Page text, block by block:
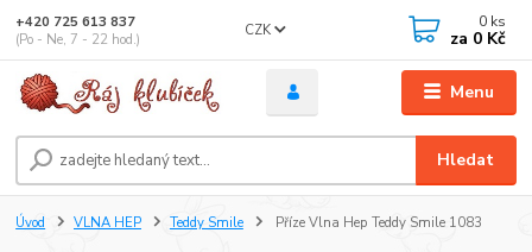
Menu
CZK
Hledat
+420 725 613 837
(Po - Ne, 7 - 22 hod.)
0 ks
za 0 Kč
Úvod VLNA HEP Teddy Smile Příze Vlna Hep Teddy Smile 1083